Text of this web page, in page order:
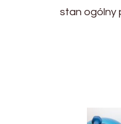
stan ogólny